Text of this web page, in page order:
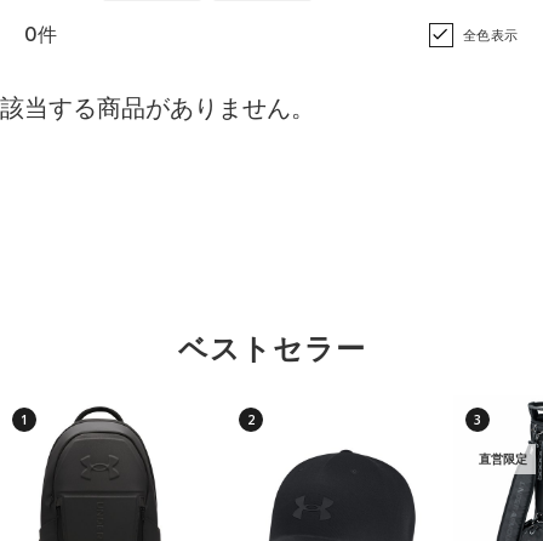
0件 全色表示
該当する商品がありません。
ベストセラー
1 2 3
直営限定